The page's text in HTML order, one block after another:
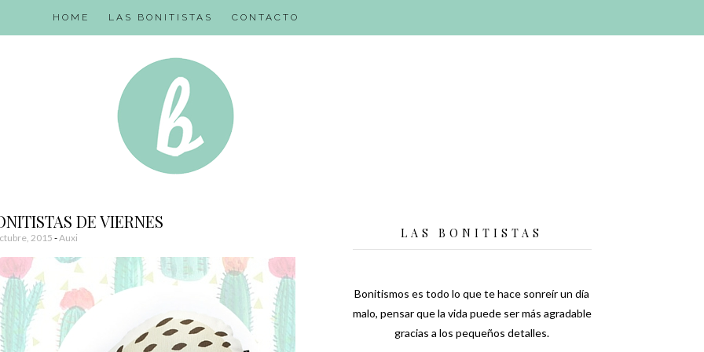
HOME LAS BONITISTAS CONTACTO
DE VIERNES
2015 -Auxi LAS BONITISTAS
Bonitismos es todo lo que te hace sonreír un día
malo, pensar que la vida puede ser más agradable
gracias a los pequeños detalles.